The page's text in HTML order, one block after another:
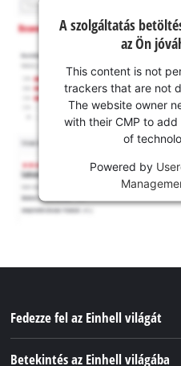
A szolgáltatás
az Ön
This content is not
trackers that are not
The website owner
with their CMP to
of
Powered by
Fedezze fel az Einhell világát
Betekintés az Einhell világába